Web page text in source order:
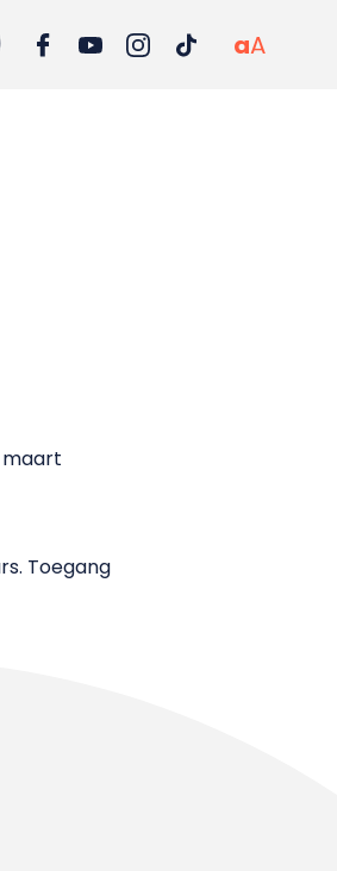
aA
maart
Toegang